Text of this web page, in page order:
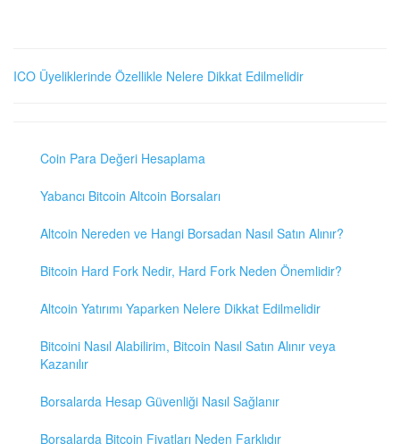
ICO Üyeliklerinde Özellikle Nelere Dikkat Edilmelidir
Coin Para Değeri Hesaplama
Yabancı Bitcoin Altcoin Borsaları
Altcoin Nereden ve Hangi Borsadan Nasıl Satın Alınır?
Bitcoin Hard Fork Nedir, Hard Fork Neden Önemlidir?
Altcoin Yatırımı Yaparken Nelere Dikkat Edilmelidir
Bitcoini Nasıl Alabilirim, Bitcoin Nasıl Satın Alınır veya
Kazanılır
Borsalarda Hesap Güvenliği Nasıl Sağlanır
Borsalarda Bitcoin Fiyatları Neden Farklıdır